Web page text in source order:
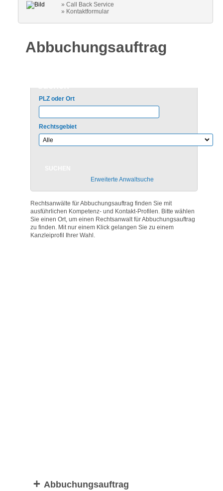
» Call Back Service
» Kontaktformular
Abbuchungsauftrag
PLZ oder Ort
Rechtsgebiet
Erweiterte Anwaltsuche
Rechtsanwälte für Abbuchungsauftrag finden Sie mit
ausführlichen Kompetenz- und Kontakt-Profilen. Bitte wählen
Sie einen Ort, um einen Rechtsanwalt für Abbuchungsauftrag
zu finden. Mit nur einem Klick gelangen Sie zu einem
Kanzleiprofil Ihrer Wahl.
Abbuchungsauftrag